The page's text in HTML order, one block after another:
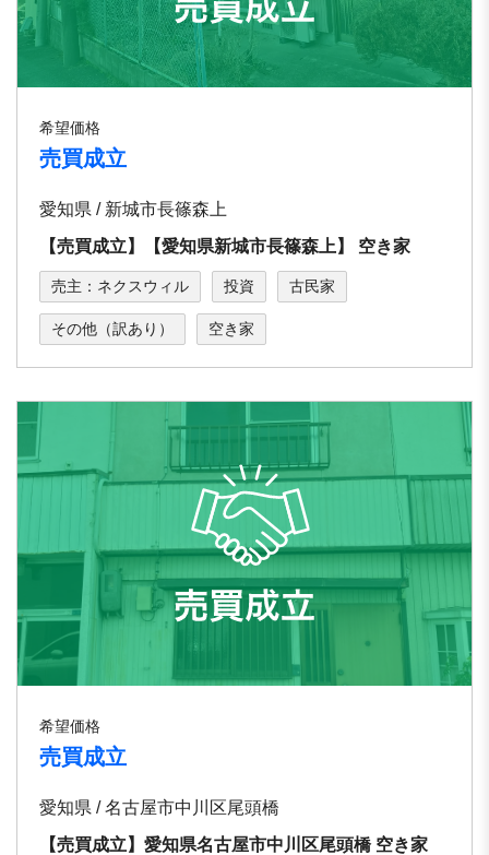
希望価格
売買成立
愛知県 / 新城市⻑篠森上
【売買成立】【愛知県新城市⻑篠森上】 空き家
売主：ネクスウィル 投資 古民家
その他（訳あり） 空き家
希望価格
売買成立
愛知県 / 名古屋市中川区尾頭橋
【売買成立】愛知県名古屋市中川区尾頭橋 空き家